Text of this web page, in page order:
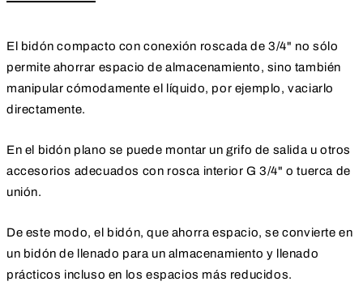
El bidón compacto con conexión roscada de 3/4" no sólo
permite ahorrar espacio de almacenamiento, sino también
manipular cómodamente el líquido, por ejemplo, vaciarlo
directamente.
En el bidón plano se puede montar un grifo de salida u otros
accesorios adecuados con rosca interior G 3/4" o tuerca de
unión.
De este modo, el bidón, que ahorra espacio, se convierte en
un bidón de llenado para un almacenamiento y llenado
prácticos incluso en los espacios más reducidos.